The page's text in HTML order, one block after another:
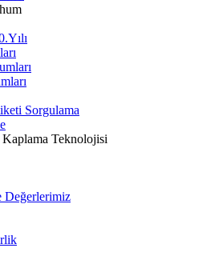
Sorgulama
Teknolojisi
Değerlerimiz